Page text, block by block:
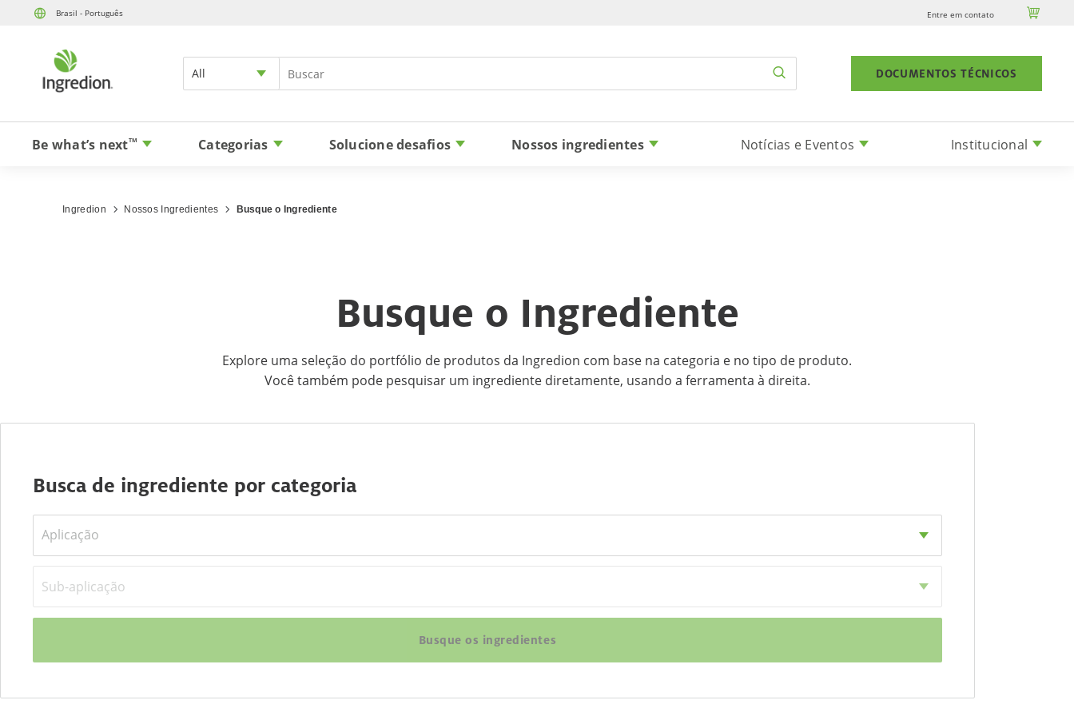
Brasil - Português Entre em contato 
All DOCUMENTOS TÉCNICOS
Be what’s nextTM Categorias Solucione desafios Nossos ingredientes Notícias e Eventos Institucional
Ingredion Nossos Ingredientes Busque o Ingrediente
Busque o Ingrediente
Explore uma seleção do portfólio de produtos da Ingredion com base na categoria e no tipo de produto.
Você também pode pesquisar um ingrediente diretamente, usando a ferramenta à direita.
Busca de ingrediente por categoria
Aplicação
Sub-aplicação
Busque os ingredientes